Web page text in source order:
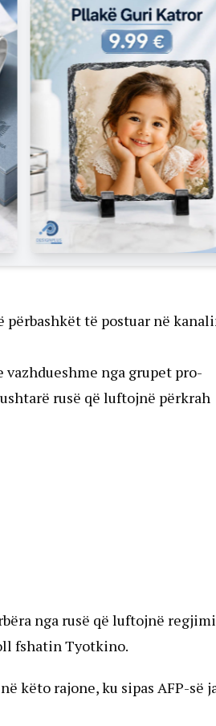
të postuar në
vazhdueshme nga grupet pro-
rusë që luftojnë përkrah
nga rusë që luftojnë
fshatin Tyotkino.
këto rajone, ku sipas AFP-së